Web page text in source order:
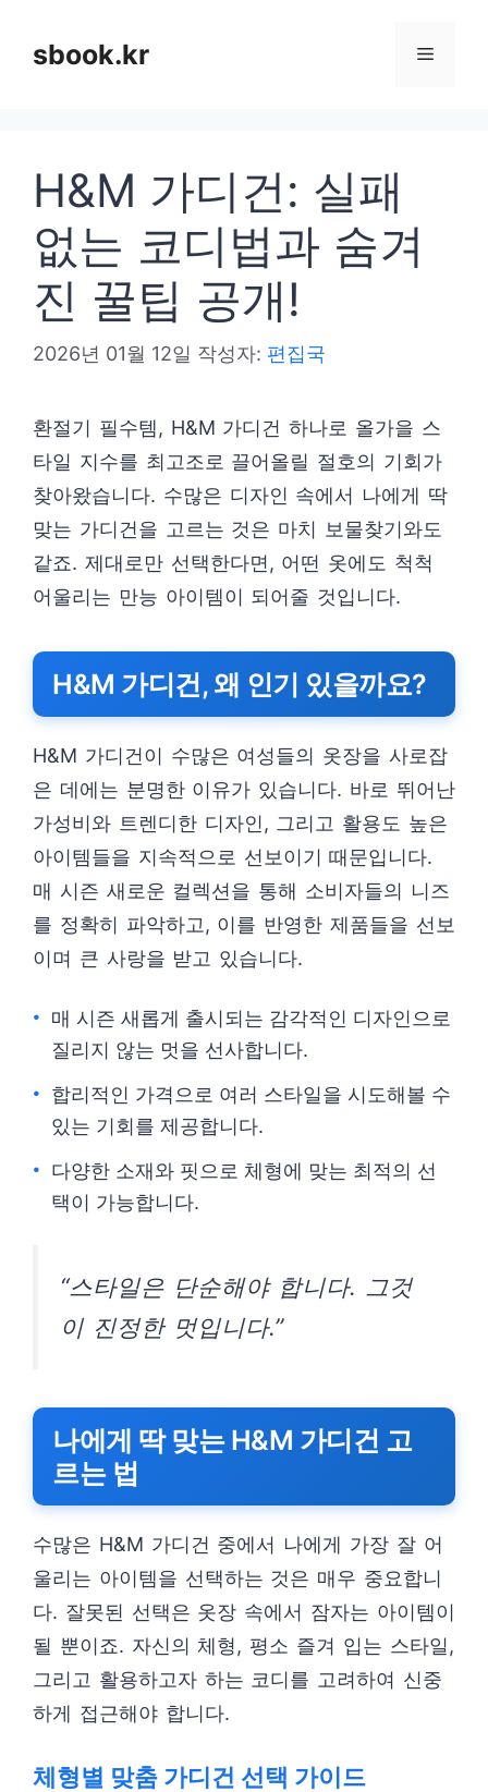
sbook.kr 메
H&M 가디건: 실패
없는 코디법과 숨겨
진 꿀팁 공개!
2026년 01월 12일 작성자: 편집국
환절기 필수템, H&M 가디건 하나로 올가을 스
타일 지수를 최고조로 끌어올릴 절호의 기회가
찾아왔습니다. 수많은 디자인 속에서 나에게 딱
맞는 가디건을 고르는 것은 마치 보물찾기와도
같죠. 제대로만 선택한다면, 어떤 옷에도 척척
어울리는 만능 아이템이 되어줄 것입니다.
H&M 가디건, 왜 인기 있을까요?
H&M 가디건이 수많은 여성들의 옷장을 사로잡
은 데에는 분명한 이유가 있습니다. 바로 뛰어난
가성비와 트렌디한 디자인, 그리고 활용도 높은
아이템들을 지속적으로 선보이기 때문입니다.
매 시즌 새로운 컬렉션을 통해 소비자들의 니즈
를 정확히 파악하고, 이를 반영한 제품들을 선보
이며 큰 사랑을 받고 있습니다.
매 시즌 새롭게 출시되는 감각적인 디자인으로
질리지 않는 멋을 선사합니다.
합리적인 가격으로 여러 스타일을 시도해볼 수
있는 기회를 제공합니다.
다양한 소재와 핏으로 체형에 맞는 최적의 선
택이 가능합니다.
“스타일은 단순해야 합니다. 그것
이 진정한 멋입니다.”
나에게 딱 맞는 H&M 가디건 고
르는 법
수많은 H&M 가디건 중에서 나에게 가장 잘 어
울리는 아이템을 선택하는 것은 매우 중요합니
다. 잘못된 선택은 옷장 속에서 잠자는 아이템이
될 뿐이죠. 자신의 체형, 평소 즐겨 입는 스타일,
그리고 활용하고자 하는 코디를 고려하여 신중
하게 접근해야 합니다.
체형별 맞춤 가디건 선택 가이드